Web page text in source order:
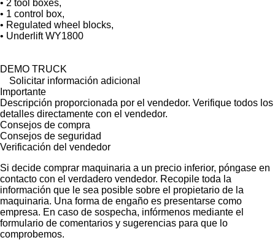
• 2 tool boxes,
• 1 control box,
• Regulated wheel blocks,
• Underlift WY1800
DEMO TRUCK
Solicitar información adicional
Importante
Descripción proporcionada por el vendedor. Verifique todos los
detalles directamente con el vendedor.
Consejos de compra
Consejos de seguridad
Verificación del vendedor
Si decide comprar maquinaria a un precio inferior, póngase en
contacto con el verdadero vendedor. Recopile toda la
información que le sea posible sobre el propietario de la
maquinaria. Una forma de engaño es presentarse como
empresa. En caso de sospecha, infórmenos mediante el
formulario de comentarios y sugerencias para que lo
comprobemos.